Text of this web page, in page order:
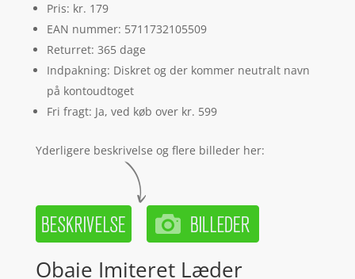
Pris: kr. 179
EAN nummer: 5711732105509
Returret: 365 dage
Indpakning: Diskret og der kommer neutralt navn
på kontoudtoget
Fri fragt: Ja, ved køb over kr. 599
Yderligere beskrivelse og flere billeder her:
Obaie Imiteret Læder